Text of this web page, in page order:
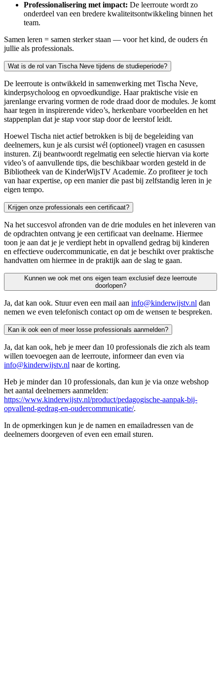
Professionalisering met impact: De leerroute wordt zo
onderdeel van een bredere kwaliteitsontwikkeling binnen het
team.
Samen leren = samen sterker staan — voor het kind, de ouders én
jullie als professionals.
Wat is de rol van Tischa Neve tijdens de studieperiode?
De leerroute is ontwikkeld in samenwerking met Tischa Neve,
kinderpsycholoog en opvoedkundige. Haar praktische visie en
jarenlange ervaring vormen de rode draad door de modules. Je komt
haar tegen in inspirerende video’s, herkenbare voorbeelden en het
stappenplan dat je stap voor stap door de leerstof leidt.
Hoewel Tischa niet actief betrokken is bij de begeleiding van
deelnemers, kun je als cursist wél (optioneel) vragen en casussen
insturen. Zij beantwoordt regelmatig een selectie hiervan via korte
video’s of aanvullende tips, die beschikbaar worden gesteld in de
Bibliotheek van de KinderWijsTV Academie. Zo profiteer je toch
van haar expertise, op een manier die past bij zelfstandig leren in je
eigen tempo.
Krijgen onze professionals een certificaat?
Na het succesvol afronden van de drie modules en het inleveren van
de opdrachten ontvang je een certificaat van deelname. Hiermee
toon je aan dat je je verdiept hebt in opvallend gedrag bij kinderen
en effectieve oudercommunicatie, en dat je beschikt over praktische
handvatten om hiermee in de praktijk aan de slag te gaan.
Kunnen we ook met ons eigen team exclusief deze leerroute
doorlopen?
Ja, dat kan ook. Stuur even een mail aan info@kinderwijstv.nl dan
nemen we even telefonisch contact op om de wensen te bespreken.
Kan ik ook een of meer losse professionals aanmelden?
Ja, dat kan ook, heb je meer dan 10 professionals die zich als team
willen toevoegen aan de leerroute, informeer dan even via
info@kinderwijstv.nl naar de korting.
Heb je minder dan 10 professionals, dan kun je via onze webshop
het aantal deelnemers aanmelden:
https://www.kinderwijstv.nl/product/pedagogische-aanpak-bij-
opvallend-gedrag-en-oudercommunicatie/.
In de opmerkingen kun je de namen en emailadressen van de
deelnemers doorgeven of even een email sturen.